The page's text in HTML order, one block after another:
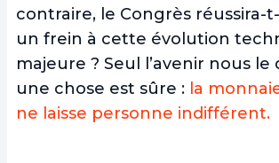
contraire, le Congrès réussira-
un frein à cette évolution
majeure ? Seul l’avenir nous le
une chose est sûre : la
ne laisse personne indifférent.